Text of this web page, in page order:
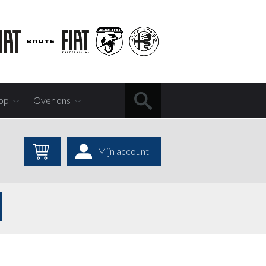
Over ons
Mijn account